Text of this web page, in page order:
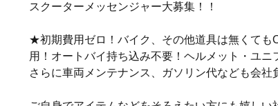
スクーターメッセンジャー大募集！！
★初期費用ゼロ！バイク、その他道具は無くても
用！オートバイ持ち込み不要！ヘルメット・ユニ
さらに車両メンテナンス、ガソリン代なども会社